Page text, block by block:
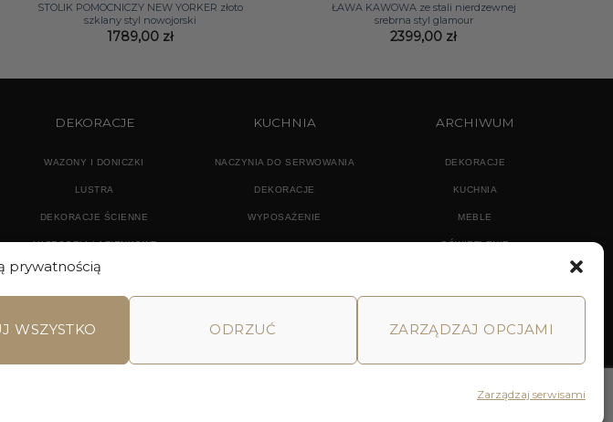
prywatnością
Zarządzaj serwisami
WSZYSTKO ODRZUĆ ZARZĄDZAJ OPCJAMI
STOLIK POMOCNICZY NEW YORKER złoto
szklany styl nowojorski
1789,00 zł
ŁAWA KAWOWA ze stali nierdzewnej
srebrna styl glamour
2399,00 zł
DEKORACJE
WAZONY I DONICZKI
LUSTRA
DEKORACJE ŚCIENNE
AKCESORIA ŁAZIENKOWE
TEKSTYLIA
KUCHNIA
NACZYNIA DO SERWOWANIA
DEKORACJE
WYPOSAŻENIE
ARCHIWUM
DEKORACJE
KUCHNIA
MEBLE
OŚWIETLENIE